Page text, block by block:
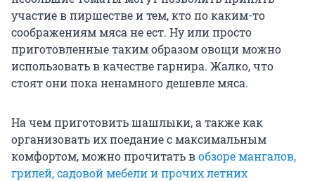
участие в пиршестве и тем, кто по каким-то
соображениям мяса не ест. Ну или просто
приготовленные таким образом овощи можно
использовать в качестве гарнира. Жалко, что
стоят они пока ненамного дешевле мяса.
На чем приготовить шашлыки, а также как
организовать их поедание с максимальным
комфортом, можно прочитать вобзоре мангалов,
грилей, садовой мебели и прочих летних